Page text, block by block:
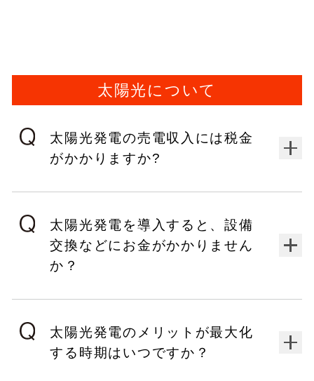
太陽光について
太陽光発電の売電収入には税金
がかかりますか?
太陽光発電を導入すると、設備
交換などにお金がかかりません
か？
太陽光発電のメリットが最大化
する時期はいつですか？